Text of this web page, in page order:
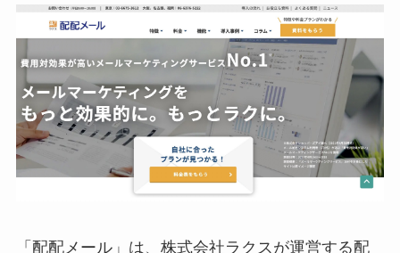
「 配配メール」は、株式会社ラクスが運営する配